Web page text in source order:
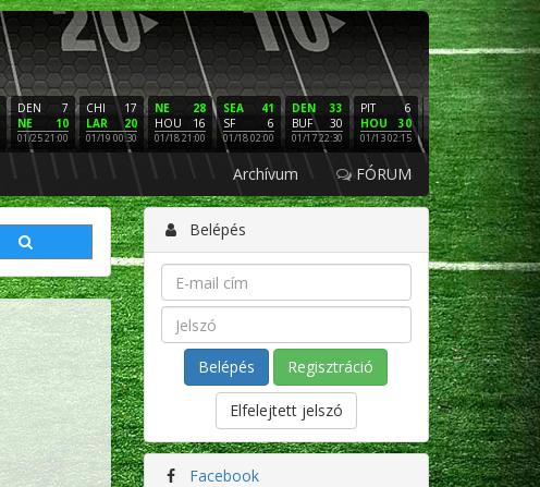
7
DEN
10
NE
01/25 21:00
17
CHI
20
LAR
01/19 00:30
28
NE
16
HOU
01/18 21:00
41
SEA
6
SF
01/18 02:00
33
DEN
30
BUF
01/17 22:30
6
PIT
30
HOU
01/13 02:15
16
NE
3
LAC
01/12 02:00
PHI
SF
01/11
Archívum FÓRUM
Belépés
Regisztráció
Elfelejtett jelszó
Facebook